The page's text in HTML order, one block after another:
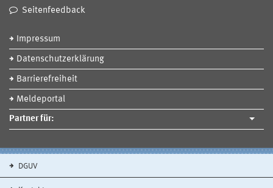
Seitenfeedback
Impressum
Datenschutzerklärung
Barrierefreiheit
Meldeportal
Partner für:
DGUV